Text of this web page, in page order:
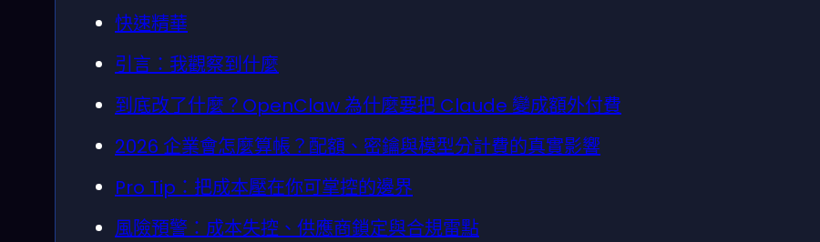
快速精華
引言：我觀察到什麼
到底改了什麼？OpenClaw 為什麼要把 Claude 變成額外付費
2026 企業會怎麼算帳？配額、密鑰與模型分計費的真實影響
Pro Tip：把成本壓在你可掌控的邊界
風險預警：成本失控、供應商鎖定與合規雷點